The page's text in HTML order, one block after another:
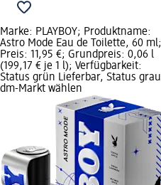
Marke: PLAYBOY; Produktname:
Astro Mode Eau de Toilette, 60 ml;
Preis: 11,95 €; Grundpreis: 0,06 l
(199,17 € je 1 l); Verfügbarkeit:
Status grün Lieferbar, Status grau
dm-Markt wählen